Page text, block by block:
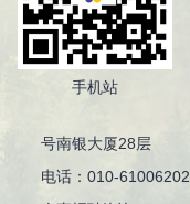
手机站
号南银大厦28层
电话：010-61006202